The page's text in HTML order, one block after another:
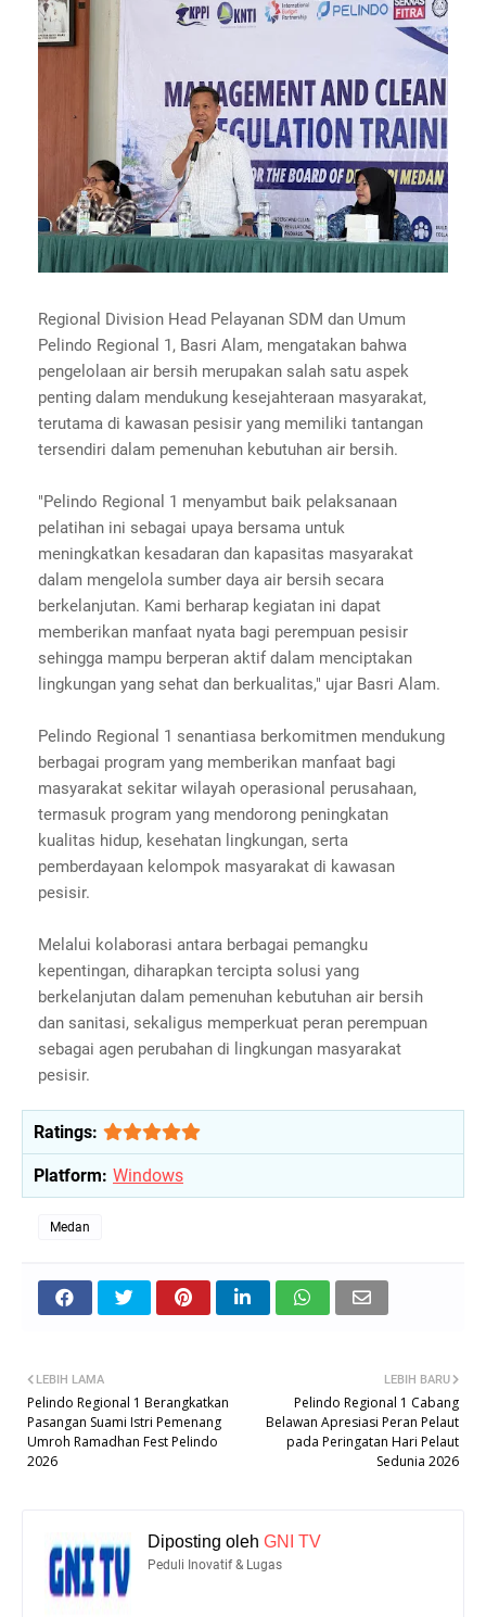
Regional Division Head Pelayanan SDM dan Umum
Pelindo Regional 1, Basri Alam, mengatakan bahwa
pengelolaan air bersih merupakan salah satu aspek
penting dalam mendukung kesejahteraan masyarakat,
terutama di kawasan pesisir yang memiliki tantangan
tersendiri dalam pemenuhan kebutuhan air bersih.
"Pelindo Regional 1 menyambut baik pelaksanaan
pelatihan ini sebagai upaya bersama untuk
meningkatkan kesadaran dan kapasitas masyarakat
dalam mengelola sumber daya air bersih secara
berkelanjutan. Kami berharap kegiatan ini dapat
memberikan manfaat nyata bagi perempuan pesisir
sehingga mampu berperan aktif dalam menciptakan
lingkungan yang sehat dan berkualitas," ujar Basri Alam.
Pelindo Regional 1 senantiasa berkomitmen mendukung
berbagai program yang memberikan manfaat bagi
masyarakat sekitar wilayah operasional perusahaan,
termasuk program yang mendorong peningkatan
kualitas hidup, kesehatan lingkungan, serta
pemberdayaan kelompok masyarakat di kawasan
pesisir.
Melalui kolaborasi antara berbagai pemangku
kepentingan, diharapkan tercipta solusi yang
berkelanjutan dalam pemenuhan kebutuhan air bersih
dan sanitasi, sekaligus memperkuat peran perempuan
sebagai agen perubahan di lingkungan masyarakat
pesisir.
Ratings:
Platform: Windows
Medan
LEBIH BARU
Pelindo Regional 1 Cabang
Belawan Apresiasi Peran Pelaut
pada Peringatan Hari Pelaut
Sedunia 2026
LEBIH LAMA
Pelindo Regional 1 Berangkatkan
Pasangan Suami Istri Pemenang
Umroh Ramadhan Fest Pelindo
2026
Diposting oleh GNI TV
Peduli Inovatif & Lugas